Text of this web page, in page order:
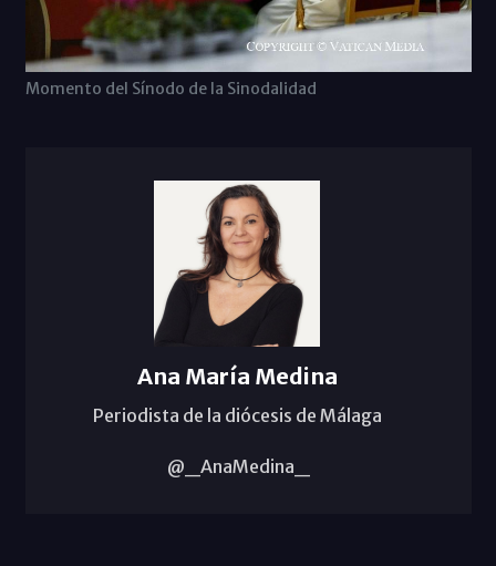
Momento del Sínodo de la Sinodalidad
Ana María Medina
Periodista de la diócesis de Málaga
@_AnaMedina_